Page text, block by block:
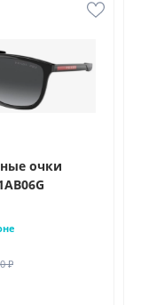
очки
₽